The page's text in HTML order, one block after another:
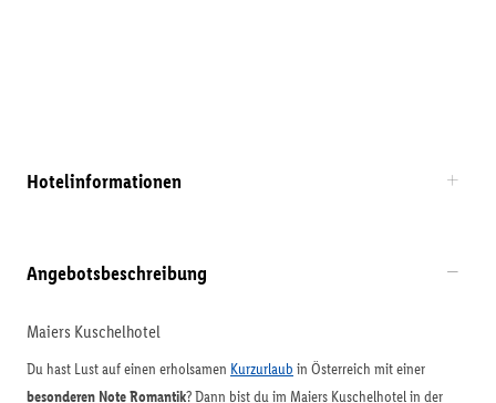
Hotelinformationen
Angebotsbeschreibung
Maiers Kuschelhotel
Du hast Lust auf einen erholsamen Kurzurlaub in Österreich mit einer
besonderen Note Romantik? Dann bist du im Maiers Kuschelhotel in der